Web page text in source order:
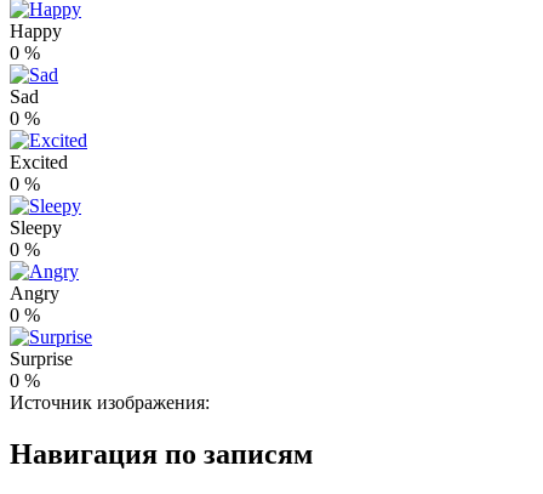
Happy
0 %
Sad
0 %
Excited
0 %
Sleepy
0 %
Angry
0 %
Surprise
0 %
Источник изображения:
Навигация по записям